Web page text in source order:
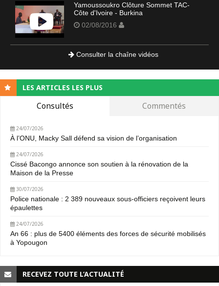
Yamoussoukro Clôture Sommet TAC-
Côte d'Ivoire - Burkina
02/08/2016
Consulter la chaîne vidéos
LES ARTICLES LES PLUS
Consultés Commentés
24/07/2026
À l’ONU, Macky Sall défend sa vision de l’organisation
24/07/2026
Cissé Bacongo annonce son soutien à la rénovation de la
Maison de la Presse
30/07/2026
Police nationale : 2 389 nouveaux sous-officiers reçoivent leurs
épaulettes
24/07/2026
An 66 : plus de 5400 éléments des forces de sécurité mobilisés
à Yopougon
RECEVEZ TOUTE L’ACTUALITÉ